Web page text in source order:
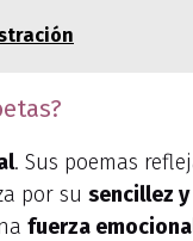
. Sus poemas
por su sencillez
fuerza